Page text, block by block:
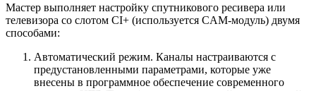
Мастер выполняет настройку спутникового ресивера или
телевизора со слотом CI+ (используется CAM-модуль) двумя
способами:
Автоматический режим. Каналы настраиваются с
предустановленными параметрами, которые уже
внесены в программное обеспечение современного